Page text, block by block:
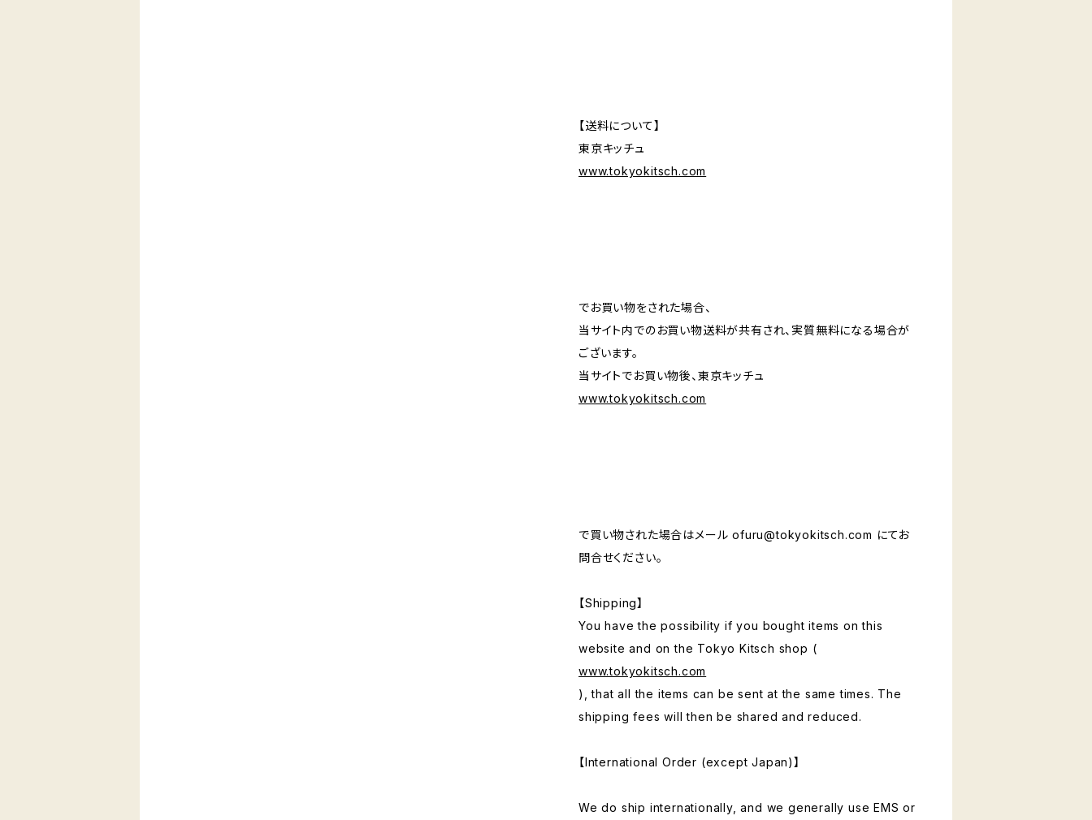
【送料について】
東京キッチュ
www.tokyokitsch.com
でお買い物をされた場合、
当サイト内でのお買い物送料が共有され、実質無料になる場合が
ございます。
当サイトでお買い物後、東京キッチュ
www.tokyokitsch.com
で買い物された場合はメールofuru@tokyokitsch.com にてお
問合せください。
【Shipping】
You have the possibility if you bought items on this
website and on the Tokyo Kitsch shop (
www.tokyokitsch.com
), that all the items can be sent at the same times. The
shipping fees will then be shared and reduced.
【International Order (except Japan)】
We do ship internationally, and we generally use EMS or